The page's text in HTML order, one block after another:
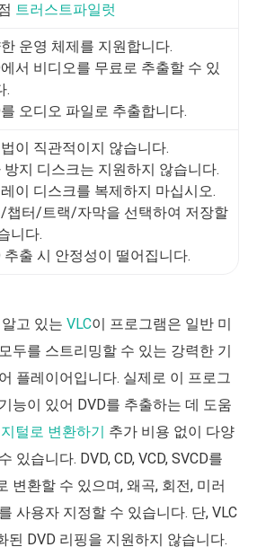
트러스트파일럿
한 운영 체제를 지원합니다.
에서 비디오를 무료로 추출할 수 있
.
를 오디오 파일로 추출합니다.
법이 직관적이지 않습니다.
방지 디스크는 지원하지 않습니다.
레이 디스크를 복제하지 마십시오.
/챕터/트랙/자막을 선택하여 저장할
니다.
추출 시 안정성이 떨어집니다.
고 있는 VLC이 프로그램은 일반 미
두를 스트리밍할 수 있는 강력한 기
플레이어입니다. 실제로 이 프로그
능이 있어 DVD를 추출하는 데 도움
털로 변환하기 추가 비용 없이 다양
있습니다. DVD, CD, VCD, SVCD를
변환할 수 있으며, 왜곡, 회전, 미러
사용자 지정할 수 있습니다. 단, VLC
된 DVD 리핑을 지원하지 않습니다.